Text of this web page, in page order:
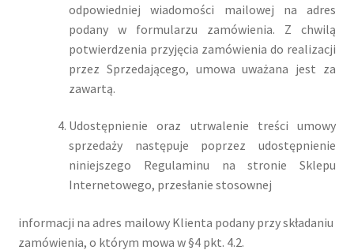
odpowiedniej wiadomości mailowej na adres
podany w formularzu zamówienia. Z chwilą
potwierdzenia przyjęcia zamówienia do realizacji
przez Sprzedającego, umowa uważana jest za
zawartą.
Udostępnienie oraz utrwalenie treści umowy
sprzedaży następuje poprzez udostępnienie
niniejszego Regulaminu na stronie Sklepu
Internetowego, przesłanie stosownej
informacji na adres mailowy Klienta podany przy składaniu
zamówienia, o którym mowa w §4 pkt. 4.2.